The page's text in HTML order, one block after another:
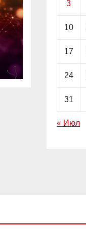
3
10
17
24
31
« Июл